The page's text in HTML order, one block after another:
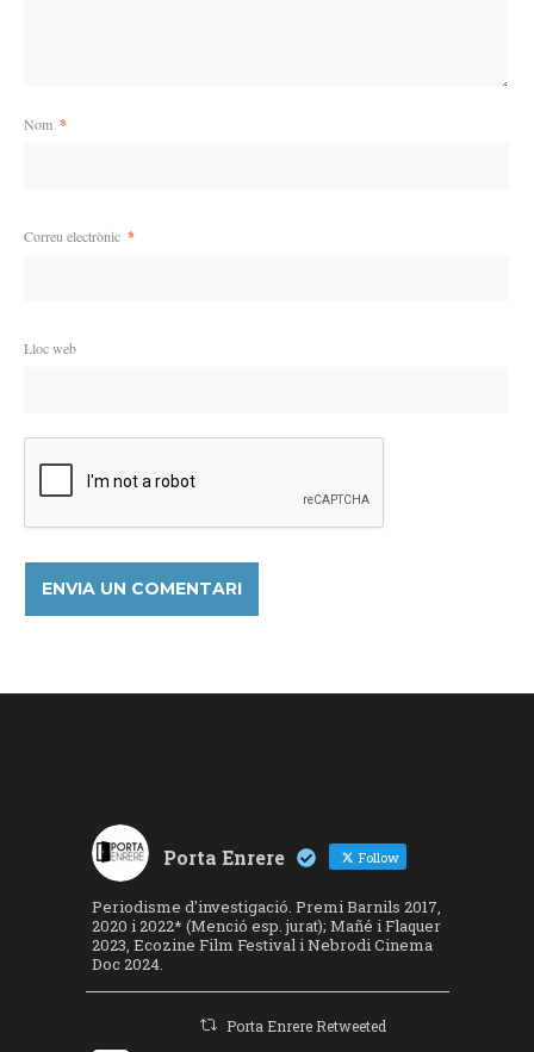
Nom *
Correu electrònic *
Lloc web
Porta Enrere Follow
Periodisme d'investigació. Premi Barnils 2017,
2020 i 2022* (Menció esp. jurat); Mañé i Flaquer
2023, Ecozine Film Festival i Nebrodi Cinema
Doc 2024.
Porta Enrere Retweeted